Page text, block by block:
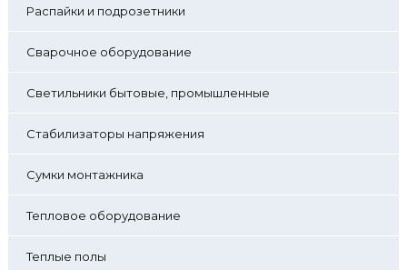
Распайки и подрозетники
Сварочное оборудование
Светильники бытовые, промышленные
Стабилизаторы напряжения
Сумки монтажника
Тепловое оборудование
Теплые полы